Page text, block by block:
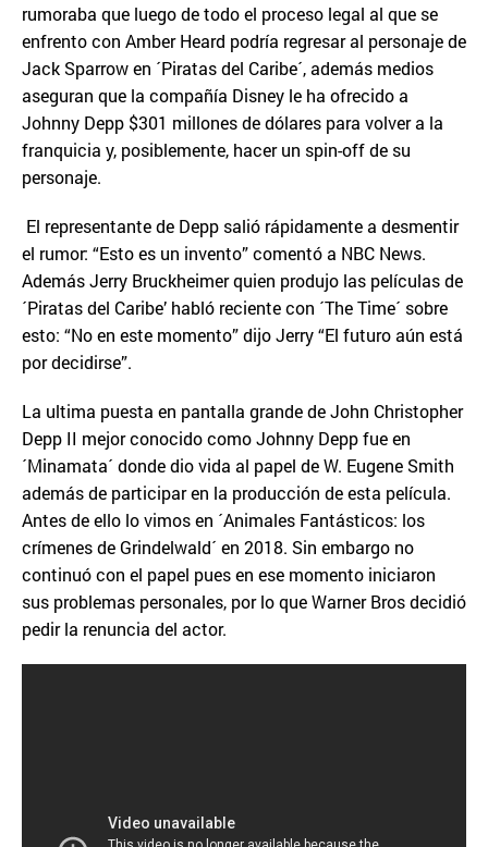
rumoraba que luego de todo el proceso legal al que se
enfrento con Amber Heard podría regresar al personaje de
Jack Sparrow en ´Piratas del Caribe´, además medios
aseguran que la compañía Disney le ha ofrecido a
Johnny Depp $301 millones de dólares para volver a la
franquicia y, posiblemente, hacer un spin-off de su
personaje.
El representante de Depp salió rápidamente a desmentir
el rumor: “Esto es un invento” comentó a NBC News.
Además Jerry Bruckheimer quien produjo las películas de
´Piratas del Caribe’ habló reciente con ´The Time´ sobre
esto: “No en este momento” dijo Jerry “El futuro aún está
por decidirse”.
La ultima puesta en pantalla grande de John Christopher
Depp II mejor conocido como Johnny Depp fue en
´Minamata´ donde dio vida al papel de W. Eugene Smith
además de participar en la producción de esta película.
Antes de ello lo vimos en ´Animales Fantásticos: los
crímenes de Grindelwald´ en 2018. Sin embargo no
continuó con el papel pues en ese momento iniciaron
sus problemas personales, por lo que Warner Bros decidió
pedir la renuncia del actor.